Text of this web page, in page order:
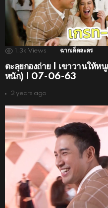
1.3k Views ฉากเด็ดละคร
ตะลุยกองถ่าย | เขาวานให้ห
หนัก) | 07-06-63
2 years ago